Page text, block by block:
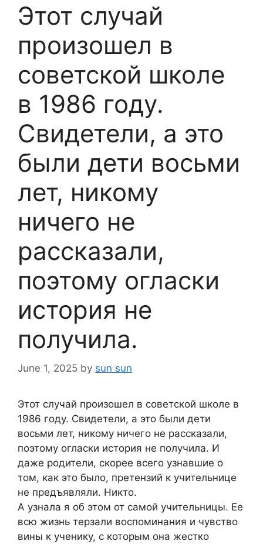
Этот случай
произошел в
советской школе
в 1986 году.
Свидетели, а это
были дети восьми
лет, никому
ничего не
рассказали,
поэтому огласки
история не
получила.
June 1, 2025 by sun sun
Этот случай произошел в советской школе в
1986 году. Свидетели, а это были дети
восьми лет, никому ничего не рассказали,
поэтому огласки история не получила. И
даже родители, скорее всего узнавшие о
том, как это было, претензий к учительнице
не предъявляли. Никто.
А узнала я об этом от самой учительницы. Ее
всю жизнь терзали воспоминания и чувство
вины к ученику, с которым она жестко